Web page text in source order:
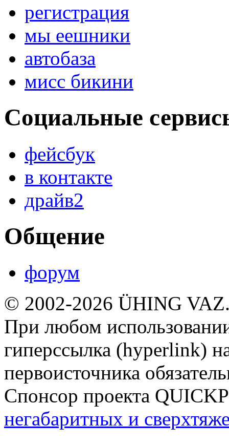
регистрация
мы еешники
автобаза
мисс бикини
Социальные
фейсбук
в контакте
драйв2
Общение
форум
© 2002-2026 ÜHING
При любом
гиперссылка (hyperlink)
первоисточника
Спонсор проекта
негабаритных и